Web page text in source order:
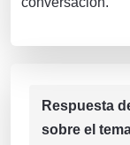
Respuesta
sobre el